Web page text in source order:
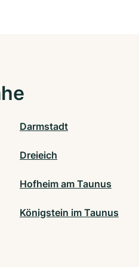
Darmstadt
Dreieich
Hofheim am Taunus
Königstein im Taunus